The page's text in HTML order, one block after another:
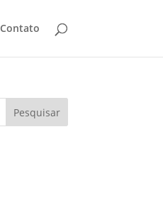
Contato
Pesquisar